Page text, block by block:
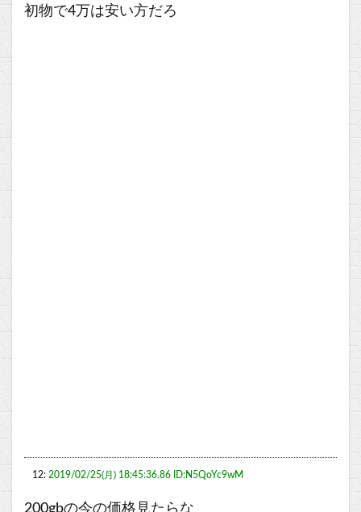
初物で4万は安い方だろ
12: 2019/02/25(月) 18:45:36.86 ID:N5QoYc9wM
200gbの今の価格見たらな